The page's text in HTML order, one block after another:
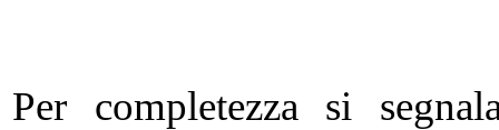
Per completezza si